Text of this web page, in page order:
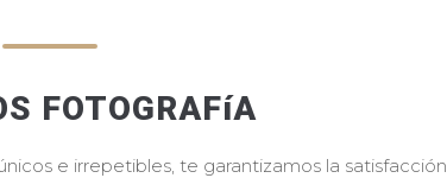
FOTOGRAFíA
e irrepetibles, te garantizamos la satisfacción